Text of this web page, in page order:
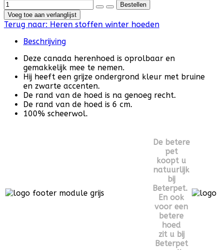
Voeg toe aan verlanglijst
Terug naar: Heren stoffen winter hoeden
Beschrijving
Deze canada herenhoed is oprolbaar en
gemakkelijk mee te nemen.
Hij heeft een grijze ondergrond kleur met bruine
en zwarte accenten.
De rand van de hoed is na genoeg recht.
De rand van de hoed is 6 cm.
100% scheerwol.
De betere
pet
koopt u
natuurlijk
bij
Beterpet.
En ook
voor een
betere
hoed
zit u bij
Beterpet